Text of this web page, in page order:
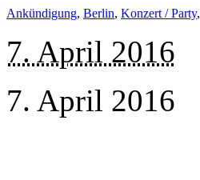
Ankündigung, Berlin, Konzert / Party,
7. April 2016
7. April 2016